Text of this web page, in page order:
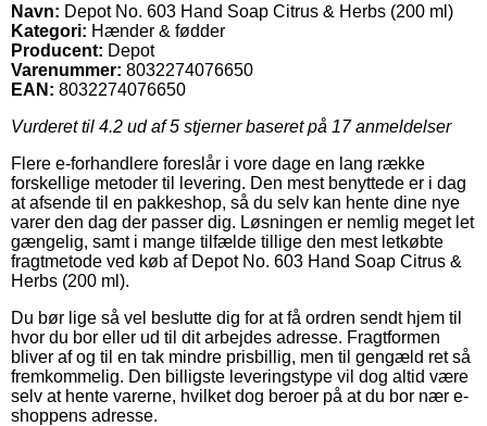
Navn: Depot No. 603 Hand Soap Citrus & Herbs (200 ml)
Kategori: Hænder & fødder
Producent: Depot
Varenummer: 8032274076650
EAN: 8032274076650
Vurderet til 4.2 ud af 5 stjerner baseret på 17anmeldelser
Flere e-forhandlere foreslår i vore dage en lang række
forskellige metoder til levering. Den mest benyttede er i dag
at afsende til en pakkeshop, så du selv kan hente dine nye
varer den dag der passer dig. Løsningen er nemlig meget let
gængelig, samt i mange tilfælde tillige den mest letkøbte
fragtmetode ved køb af Depot No. 603 Hand Soap Citrus &
Herbs (200 ml).
Du bør lige så vel beslutte dig for at få ordren sendt hjem til
hvor du bor eller ud til dit arbejdes adresse. Fragtformen
bliver af og til en tak mindre prisbillig, men til gengæld ret så
fremkommelig. Den billigste leveringstype vil dog altid være
selv at hente varerne, hvilket dog beroer på at du bor nær e-
shoppens adresse.